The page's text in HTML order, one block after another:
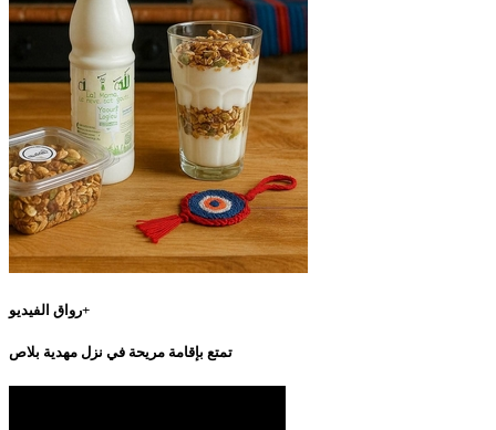
رواق الفيديو+
تمتع بإقامة مريحة في نزل مهدية بلاص